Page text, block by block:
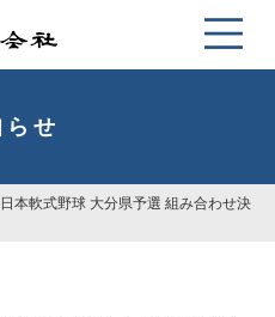
らせ
本軟式野球 大分県予選 組み合わせ決